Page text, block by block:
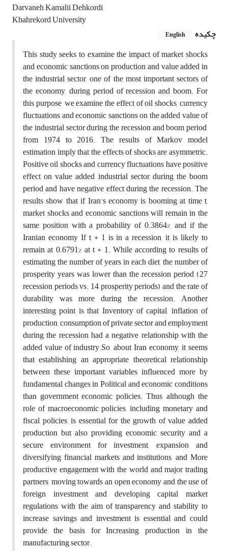
Darvaneh Kamalii Dehkordi
Khahrekord University
چکیده
English
This study seeks to examine the impact of market shocks
and economic sanctions on production and value added in
the industrial sector, one of the most important sectors of
the economy, during period of recession and boom. For
this purpose, we examine the effect of oil shocks, currency
fluctuations and economic sanctions on the added value of
the industrial sector during the recession and boom period,
from 1974 to 2016. The results of Markov model
estimation imply that the effects of shocks are asymmetric.
Positive oil shocks and currency fluctuations have positive
effect on value added industrial sector during the boom
period and have negative effect during the recession. The
results show that if Iran's economy is booming at time t,
market shocks and economic sanctions will remain in the
same position with a probability of 0.3864%, and if the
Iranian economy If t + 1 is in a recession, it is likely to
remain at 0.6791% at t + 1. While according to results of
estimating the number of years in each diet, the number of
prosperity years was lower than the recession period (27
recession periods vs. 14 prosperity periods) and the rate of
durability was more during the recession. Another
interesting point is that Inventory of capital, inflation of
production, consumption of private sector and employment
during the recession had a negative relationship with the
added value of industry.So, about Iran economy, it seems
that establishing an appropriate theoretical relationship
between these important variables influenced more by
fundamental changes in Political and economic conditions
than government economic policies. Thus, although the
role of macroeconomic policies, including monetary and
fiscal policies, is essential for the growth of value added
production but also providing economic security and a
secure environment for investment, expansion and
diversifying financial markets and institutions, and More
productive engagement with the world and major trading
partners, moving towards an open economy and the use of
foreign investment and developing capital market
regulations with the aim of transparency and stability to
increase savings and investment is essential and could
provide the basis for Increasing production in the
manufacturing sector.